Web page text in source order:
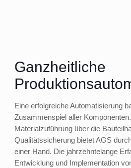
Ganzheitliche
Eine erfolgreiche Automatisierung
Zusammenspiel aller
Materialzuführung über die
Qualitätssicherung bietet AGS
einer Hand. Die jahrzehntelange
Entwicklung und Implementation